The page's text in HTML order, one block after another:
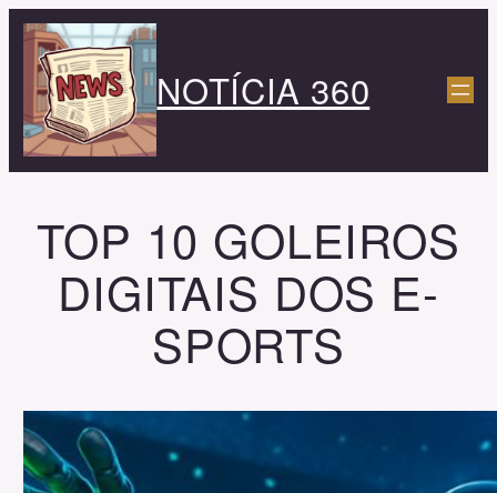
Pular
para
conteúdo
NOTÍCIA 360
TOP 10 GOLEIROS
DIGITAIS DOS E-
SPORTS